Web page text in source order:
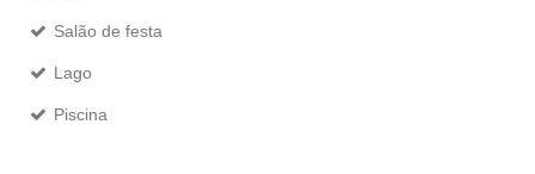
Salão de festa
Lago
Piscina